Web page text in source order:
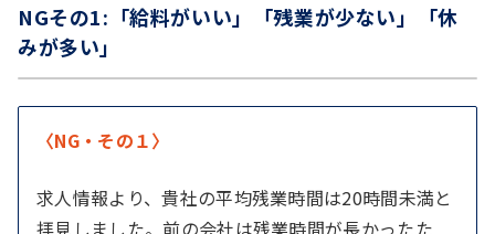
NGその1:「給料がいい」「残業が少ない」「休
みが多い」
〈NG・その１〉
求人情報より、貴社の平均残業時間は20時間未満と
拝見しました。前の会社は残業時間が長かったた